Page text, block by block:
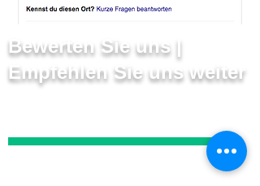
Bewerten Sie uns |
Empfehlen Sie uns weiter